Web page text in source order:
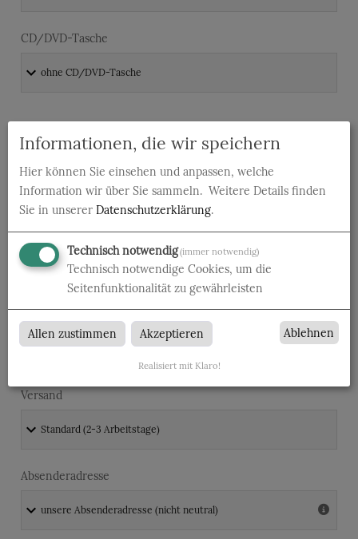
CD/DVD-Tasche
Druckdaten überprüfen
Datencheck
Produktion und Versand
Produktionszeit
Versand
Absenderadresse
Informationen, die wir speichern
Hier können Sie einsehen und anpassen, welche
Information wir über Sie sammeln. Weitere Details finden
Sie in unserer Datenschutzerklärung.
Technisch notwendig(immer notwendig)
Technisch notwendige Cookies, um die
Seitenfunktionalität zu gewährleisten
Allen zustimmen Akzeptieren Ablehnen
Realisiert mit Klaro!